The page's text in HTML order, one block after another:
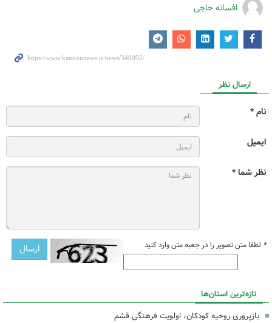
افسانه حاجی
ارسال نظر
نام *
ایمیل
نظر شما *
* لطفا متن تصویر را در جعبه متن وارد کنید
تازه‌ترین استان‌ها
بازپروری روحیه کودکان، اولویت فرهنگی قشم